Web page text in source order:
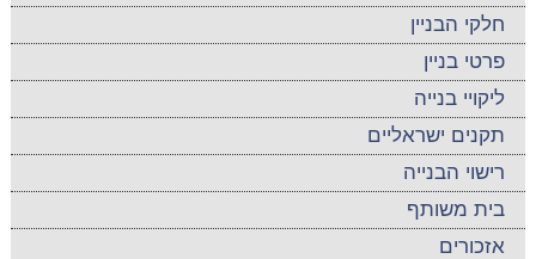
חלקי הבניין
פרטי בניין
ליקויי בנייה
תקנים ישראליים
רישוי הבנייה
בית משותף
אזכורים